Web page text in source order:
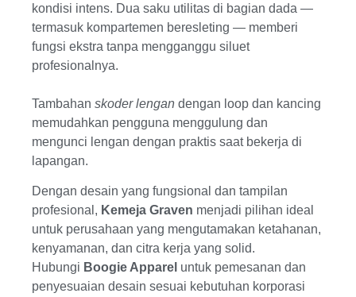
kondisi intens. Dua saku utilitas di bagian dada —
termasuk kompartemen beresleting — memberi
fungsi ekstra tanpa mengganggu siluet
profesionalnya.
Tambahan skoder lengan dengan loop dan kancing
memudahkan pengguna menggulung dan
mengunci lengan dengan praktis saat bekerja di
lapangan.
Dengan desain yang fungsional dan tampilan
profesional, Kemeja Graven menjadi pilihan ideal
untuk perusahaan yang mengutamakan ketahanan,
kenyamanan, dan citra kerja yang solid.
Hubungi Boogie Apparel untuk pemesanan dan
penyesuaian desain sesuai kebutuhan korporasi